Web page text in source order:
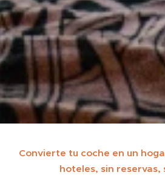
Convierte tu coche en un
hoteles, sin reservas,